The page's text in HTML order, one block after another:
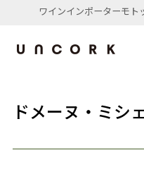
ワインインポーターモ
ドメーヌ・ミシ